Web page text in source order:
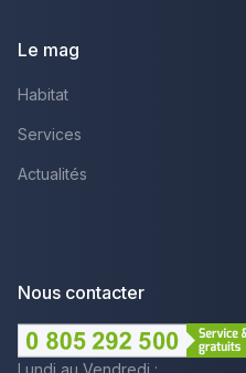
Le mag
Habitat
Services
Actualités
Nous contacter
Lundi au Vendredi :